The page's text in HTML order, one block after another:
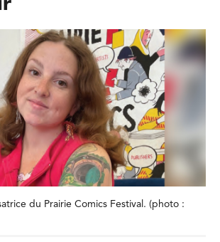
du Prairie Comics Festival. (photo :